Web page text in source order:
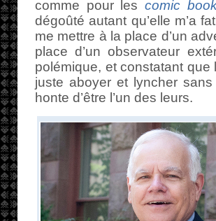
comme pour les comic
dégoûté autant qu’elle m’a
me mettre à la place d’un
place d’un observateur
polémique, et constatant
juste aboyer et lyncher
honte d’être l’un des leurs.